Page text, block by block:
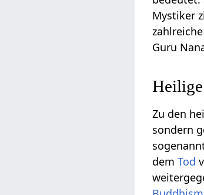
Mystiker
Guru
Zu den
sondern
demTod